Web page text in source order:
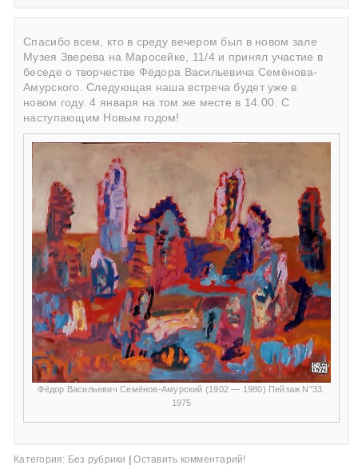
Спасибо всем, кто в среду вечером был в новом зале
Музея Зверева на Маросейке, 11/4 и принял участие в
беседе о творчестве Фёдора Васильевича Семёнова-
Амурского. Следующая наша встреча будет уже в
новом году. 4 января на том же месте в 14.00. С
наступающим Новым годом!
Фёдор Васильевич Семёнов-Амурский (1902 — 1980) Пейзаж N°33.
1975
Категория: Без рубрики | Оставить комментарий!